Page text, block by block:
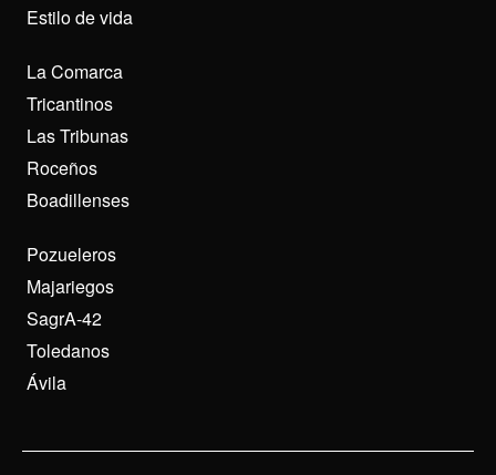
Estilo de vida
La Comarca
Tricantinos
Las Tribunas
Roceños
Boadillenses
Pozueleros
Majariegos
SagrA-42
Toledanos
Ávila